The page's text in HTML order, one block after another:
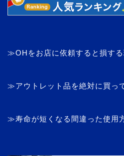
≫OHをお店に依頼すると損する
≫アウトレット品を絶対に買っ
≫寿命が短くなる間違った使用